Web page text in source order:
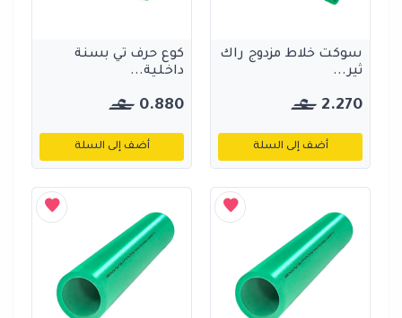
سوكت خلاط مزدوج راك
ثير...
2.270
أضف إلى السلة
كوع حرف تي بسنة
داخلية...
0.880
أضف إلى السلة